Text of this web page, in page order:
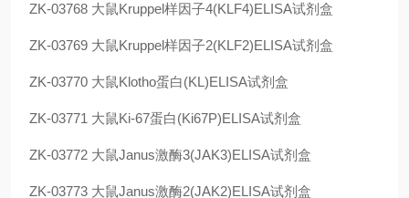
ZK-03768 大鼠Kruppel样因子4(KLF4)ELISA试剂盒
ZK-03769 大鼠Kruppel样因子2(KLF2)ELISA试剂盒
ZK-03770 大鼠Klotho蛋白(KL)ELISA试剂盒
ZK-03771 大鼠Ki-67蛋白(Ki67P)ELISA试剂盒
ZK-03772 大鼠Janus激酶3(JAK3)ELISA试剂盒
ZK-03773 大鼠Janus激酶2(JAK2)ELISA试剂盒